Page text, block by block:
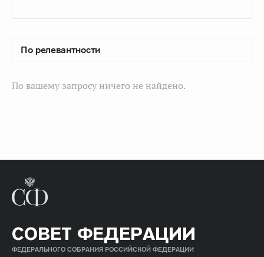
По вашему запросу ничего не найдено.
СОВЕТ ФЕДЕРАЦИИ
ФЕДЕРАЛЬНОГО СОБРАНИЯ РОССИЙСКОЙ ФЕДЕРАЦИИ